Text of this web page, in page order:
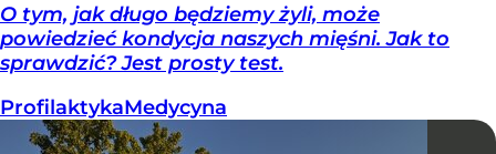
O tym, jak długo będziemy żyli, może
powiedzieć kondycja naszych mięśni. Jak to
sprawdzić? Jest prosty test.
ProfilaktykaMedycyna